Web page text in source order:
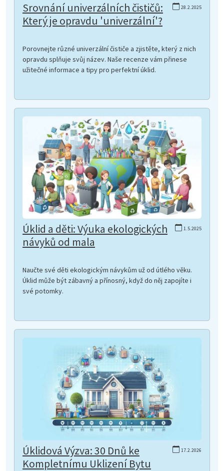
28.2.2025
Srovnání univerzálních čističů:
Který je opravdu 'univerzální'?
Porovnejte různé univerzální čističe a zjistěte, který z nich
opravdu splňuje svůj název. Naše recenze vám přinese
užitečné informace a tipy pro perfektní úklid.
1.5.2025
Úklid a děti: Výuka ekologických
návyků od mala
Naučte své děti ekologickým návykům už od útlého věku.
Úklid může být zábavný a přínosný, když do něj zapojíte i
své potomky.
17.2.2026
Úklidová Výzva: 30 Dnů ke
Kompletnímu Uklizení Bytu